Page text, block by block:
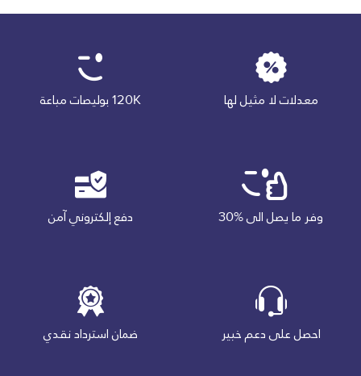
معدلات لا مثيل لها‎ 120K بوليصات مباعة
وفر ما يصل الى30% دفع إلكتروني آمن
احصل على دعم خبير‎ ضمان استرداد نقدي